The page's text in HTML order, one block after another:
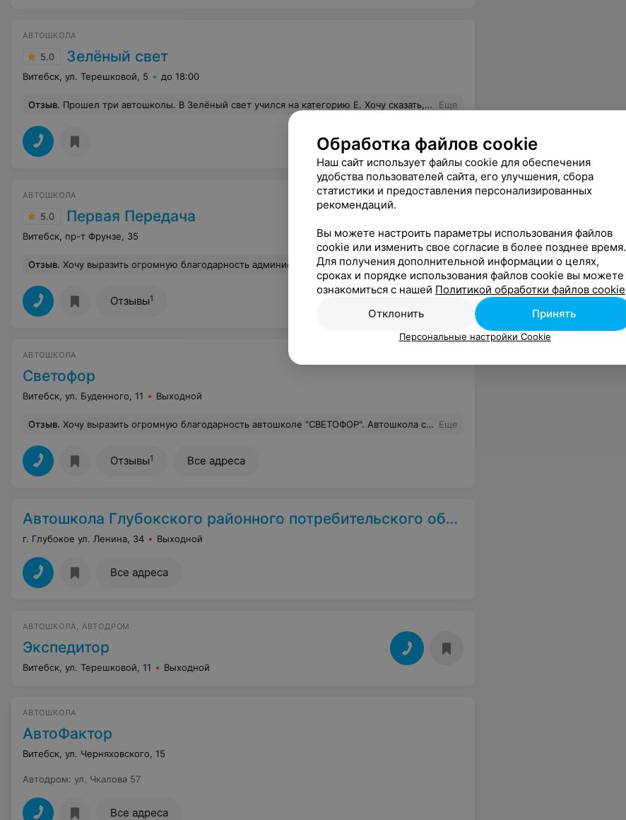
АВТОШКОЛА
5.0 Зелёный свет
Витебск, ул. Терешковой, 5 до 18:00
Отзыв. Прошел три автошколы. В Зелёный свет учился на категорию Е. Хочу сказать, если бы узнал про эту школу раньше, то выбрал бы только её! Инструктора - простые, веселые и, главное, терпеливые к твоим, по-началу, затупам ребята, умеющие всё грамотно объяснить и поддержать тебя в освоении этой категории!! Сергей, Вадим, я хочу реально поблагодарить вас за то, что вы нереально классные инструктора!! Ваше спокойствие, шутки, позитив, умение общаться с людьми и доводить до них информацию - вот то, ради чего люди выбирают автошколы!!! Очень рад, что пришел именно в эту автошколу!! И, конечно, исключительно, рекомендую именно её для всех!! Безусловно, еще одним большим плюсом, является обучение в школе на настоящих фурах (механика и полуавтомат). По-началу, именно это и послужило основным критерием в выборе этой автошколы. Хотите чтобы к вам относились с уважением, грамотно доводили материал, ребята, выбирайте именно ЗЕЛЕНЫЙ СВЕТ!! Наша группа сдала все 100%.!!! Еще
АВТОШКОЛА
5.0 Первая Передача
Витебск, пр-т Фрунзе, 35
Отзыв. Хочу выразить огромную благодарность администрации автошколы а именно Журавскому Антону, за предоставление отличных инструкторов.за вашу отличную организацию работы преподавателей.Большое спасибо инструктору Кириллу, за его терпение, вежливость.Каждое занятие проходило в спокойной обстановке. Кирилл научил меня быть более уверенной за рулём. Помог мне преодолеть страх вождения.Каждый элемент отрабатывался до идеала. Так же хочу отметить инструктора Евгения за его поддержку перед экзаменом, вежливость и отзывчивость. Рекомендую данную автошколу Еще
Отзывы1
АВТОШКОЛА
Светофор
Витебск, ул. Буденного, 11 Выходной
Отзыв. Хочу выразить огромную благодарность автошколе "СВЕТОФОР". Автошкола с достойным уровнем обучения. Преподаватель по теории Александра Александровна объясняет все предельно понятно и доступно. Еще хочу поблагодарить инструктора по вождению Баранова Дмитрия Александровича. ☺️Это преподаватель с большой буквы! На каждое занятие я ходила как на праздник! Ездить за рулём было одно удовольствие. Автомобиль новый, всегда чистый. Про Дмттрия Александровича могу говорить очень долго и только хорошие слова. Но, что важно, самообладание и выдержка на уровне. Ни разу на меня не повысили голос, ни разу я не слышала в свой адрес ничего плохого. Занятия проходили в очень дружеской атмосфере, было очень приятно общаться с таким человеком. Всё очень толково и понятно объяснял как на автодроме, так и в городе! Спасибо Вам, Дмитрий Александрович за навыки, за любовь к автомобилю и уверенность на дороге. Всем советую эту автошколу! Еще
Отзывы1 Все адреса
Автошкола Глубокского районного потребительского общества
г. Глубокое ул. Ленина, 34 Выходной
Все адреса
АВТОШКОЛА, АВТОДРОМ
Экспедитор
Витебск, ул. Терешковой, 11 Выходной
АВТОШКОЛА
АвтоФактор
Витебск, ул. Черняховского, 15
Автодром: ул. Чкалова 57
Все адреса
Обработка файлов cookie
Наш сайт использует файлы cookie для обеспечения
удобства пользователей сайта, его улучшения, сбора
статистики и предоставления персонализированных
рекомендаций.
Вы можете настроить параметры использования файлов
cookie или изменить свое согласие в более позднее время.
Для получения дополнительной информации о целях,
сроках и порядке использования файлов cookie вы можете
ознакомиться с нашей Политикой обработки файлов cookie
Отклонить
Принять
Персональные настройки Cookie